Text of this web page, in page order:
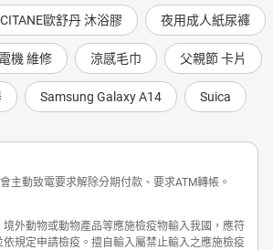
歐舒丹 沐浴膠 夜用成人紙尿褲
機 維修 涼感毛巾 父親節 卡片
Samsung Galaxy A14 Suica
主動致電要求解除分期付款、要求ATM轉帳。
外動物或動物產品等應施檢疫物輸入我國，應符
規定申請檢疫。擅自輸入屬禁止輸入之應施檢疫